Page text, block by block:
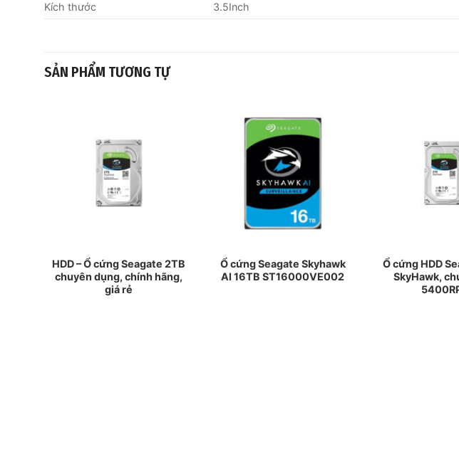
Kích thước
3.5Inch
SẢN PHẨM TƯƠNG TỰ
HDD – Ổ cứng Seagate 2TB
chuyên dụng, chính hãng,
giá rẻ
Ổ cứng Seagate Skyhawk
AI 16TB ST16000VE002
Ổ cứng HDD
SkyHawk,